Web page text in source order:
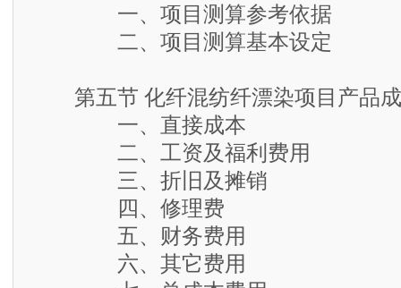
一、项目测算参考依据
二、项目测算基本设定
第五节 化纤混纺纤漂染项目产品
一、直接成本
二、工资及福利费用
三、折旧及摊销
四、修理费
五、财务费用
六、其它费用